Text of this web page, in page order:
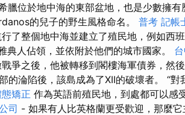
臘位於地中海的東部盆地，也是少數擁有
的兒子的野生風格命名。 普考 記帳
了整個地中海並建立了殖民地，例如西
典人佔領，並依附於他們的城市國家。
爭之後，他被轉移到閣樓海軍債券，然
的淪陷後，該島成為了XII的破壞者。 “
矯正 作為英語前殖民地，到處都可以感
司 - 如果有人比英格蘭更受歡迎，那麼